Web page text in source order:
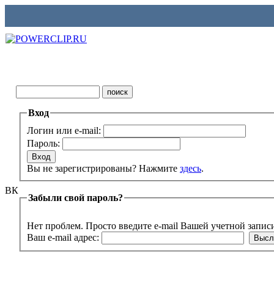
ВК
Вход
Логин или e-mail:
Пароль:
Вы не зарегистрированы? Нажмите здесь.
Забыли свой пароль?
Нет проблем. Просто введите e-mail Вашей учетной
Ваш e-mail адрес: